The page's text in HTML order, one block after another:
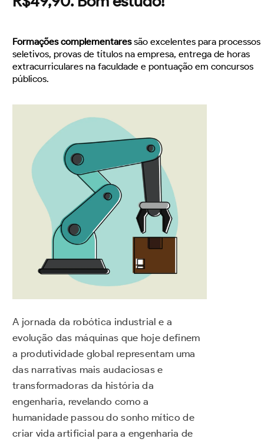
Formações complementaressão excelentes para processos
seletivos, provas de títulos na empresa, entrega de horas
extracurriculares na faculdade e pontuação em concursos
públicos.
A jornada da robótica industrial e a
evolução das máquinas que hoje definem
a produtividade global representam uma
das narrativas mais audaciosas e
transformadoras da história da
engenharia, revelando como a
humanidade passou do sonho mítico de
criar vida artificial para a engenharia de